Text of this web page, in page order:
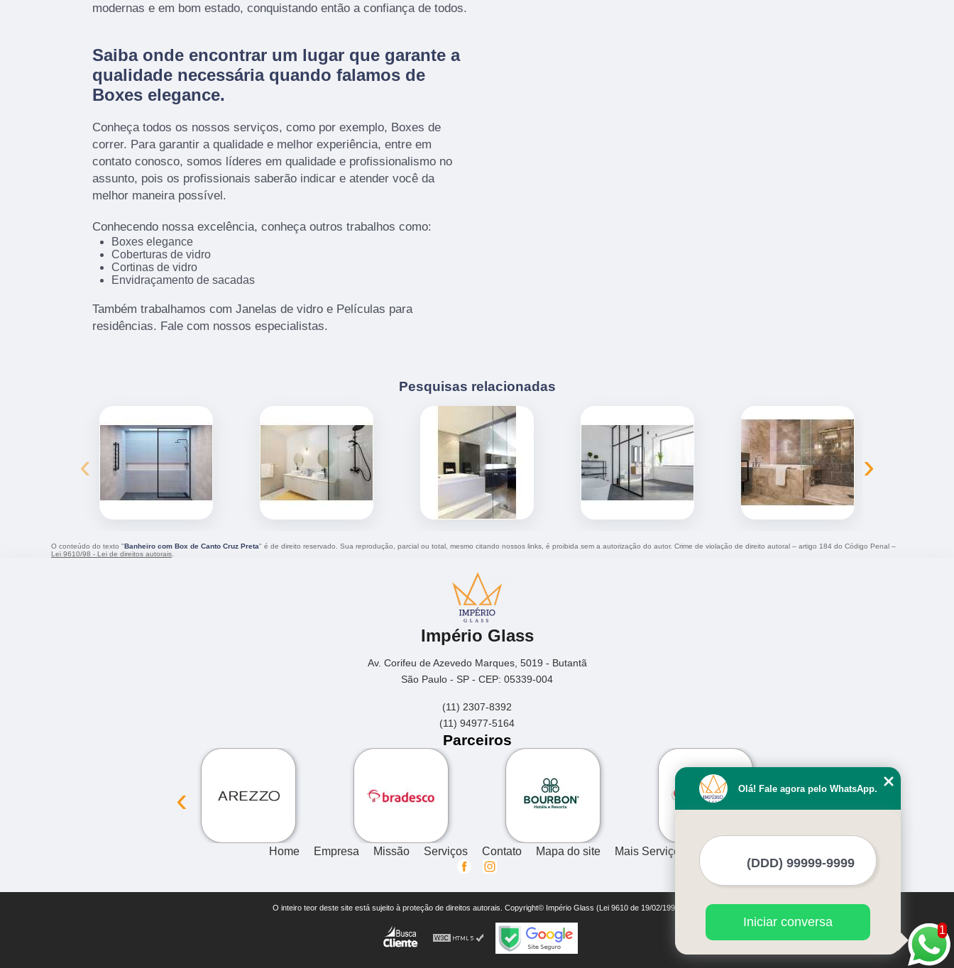
modernas e em bom estado, conquistando então a confiança de todos.
Saiba onde encontrar um lugar que garante a
qualidade necessária quando falamos de
Boxes elegance.
Conheça todos os nossos serviços, como por exemplo, Boxes de
correr. Para garantir a qualidade e melhor experiência, entre em
contato conosco, somos líderes em qualidade e profissionalismo no
assunto, pois os profissionais saberão indicar e atender você da
melhor maneira possível.
Conhecendo nossa excelência, conheça outros trabalhos como:
Boxes elegance
Coberturas de vidro
Cortinas de vidro
Envidraçamento de sacadas
Também trabalhamos com Janelas de vidro e Películas para
residências. Fale com nossos especialistas.
Pesquisas relacionadas
‹ ›
O conteúdo do texto "Banheiro com Box de Canto Cruz Preta" é de direito reservado. Sua reprodução, parcial ou total, mesmo citando nossos links, é proibida sem a autorização do autor. Crime de violação de direito autoral – artigo 184 do Código Penal –
Lei 9610/98 - Lei de direitos autorais
Império Glass
Av. Corifeu de Azevedo Marques, 5019 - Butantã
São Paulo - SP - CEP: 05339-004
(11) 2307-8392
(11) 94977-5164
Parceiros
‹ ›
Home Empresa Missão Serviços Contato Mapa do site Mais Serviços
O inteiro teor deste site está sujeito à proteção de direitos autorais. Copyright© Império Glass (Lei 9610 de 19/02/1998)
1
Olá! Fale agora pelo WhatsApp.
Iniciar conversa